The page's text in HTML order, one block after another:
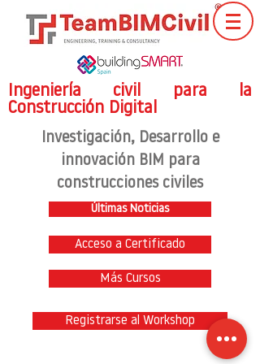
Ingeniería civil para la
Construcción Digital
Investigación, Desarrollo e
innovación BIM para
construcciones civiles
Últimas Noticias
Acceso a Certificado
Más Cursos
Registrarse al Workshop